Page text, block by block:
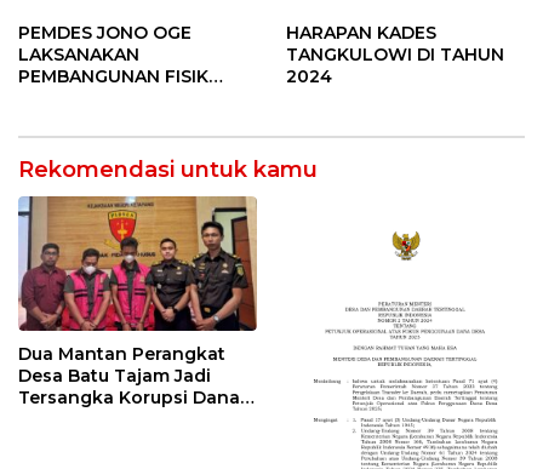
PEMDES JONO OGE
LAKSANAKAN
PEMBANGUNAN FISIK
HARAPAN KADES
TANGKULOWI DI TAHUN
2024
Rekomendasi untuk kamu
Dua Mantan Perangkat
Desa Batu Tajam Jadi
Tersangka Korupsi Dana